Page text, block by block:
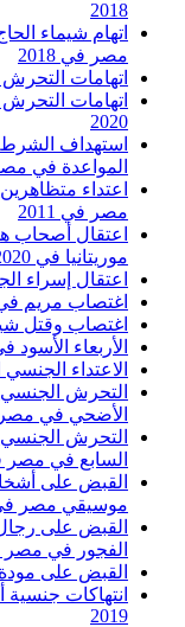
2018
اتهام شيماء
مصر في 2018
اتهامات التحرش
اتهامات
2020
استهداف
المواعدة في
اعتداء
مصر في 2011
اعتقال أصحاب
موريتانيا في 2020
اعتقال إسراء
اغتصاب مريم في
اغتصاب وقتل
الأربعاء الأسود
الاعتداء
التحرش الجنسي
الأضحي في مصر في
التحرش
السابع في مصر في
القبض على
موسيقي مصر في
القبض على
الفجور في مصر في
القبض على مودة
انتهاكات
2019